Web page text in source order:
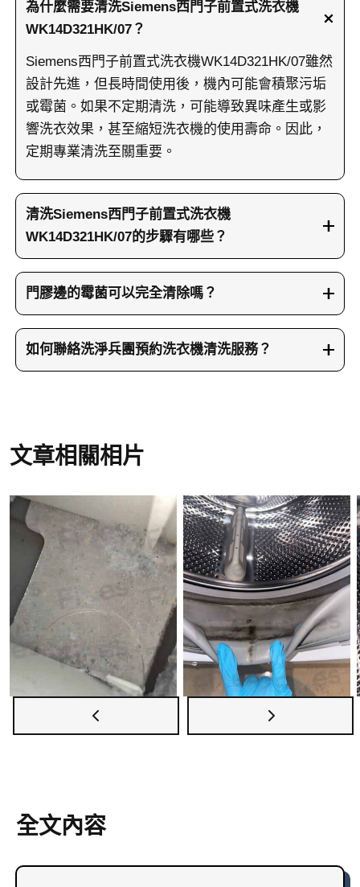
為什麼需要清洗Siemens西門子前置式洗衣機
WK14D321HK/07？
Siemens西門子前置式洗衣機WK14D321HK/07雖然
設計先進，但長時間使用後，機內可能會積聚污垢
或霉菌。如果不定期清洗，可能導致異味產生或影
響洗衣效果，甚至縮短洗衣機的使用壽命。因此，
定期專業清洗至關重要。
清洗Siemens西門子前置式洗衣機
WK14D321HK/07的步驟有哪些？
清洗Siemens西門子前置式洗衣機WK14D321HK/07
的步驟包括內窺檢查、使用高濃度活性氧軟化污
垢、發泡劑分解頑固污漬、高壓水槍徹底沖洗及清
潔，恢復洗衣機的最佳運作狀態。
門膠邊的霉菌可以完全清除嗎？
是的，門膠邊的霉菌可以透過專業技術完全清除。
我們會使用專業的除霉啫喱，經過細緻耐心的處
理，確保霉菌徹底清除，還原門膠邊的整潔外觀，
如何聯絡洗淨兵團預約洗衣機清洗服務？
高效清潔，讓您的洗衣機煥然一新，安心使用。
文章相關相片
全文內容